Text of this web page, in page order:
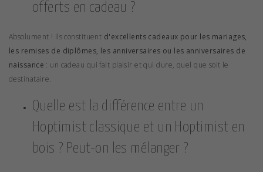
offerts en cadeau ?
Absolument ! Ils constituent d'excellents cadeaux pour les mariages,
les remises de diplômes, les anniversaires ou les anniversaires de
naissance : un cadeau qui fait plaisir et qui dure, quel que soit le
destinataire.
Quelle est la différence entre un
Hoptimist classique et un Hoptimist en
bois ? Peut-on les mélanger ?